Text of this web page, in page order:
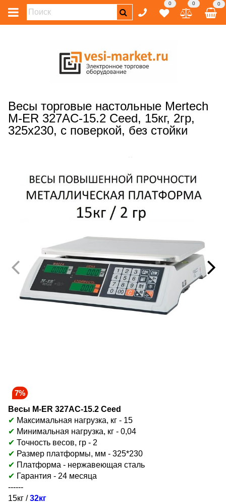
0 0 0
Весы торговые настольные Mertech
M-ER 327AC-15.2 Ceed, 15кг, 2гр,
325х230, с поверкой, без стойки
7%
Весы M-ER 327AC-15.2 Ceed
✔ Максимальная нагрузка, кг - 15
✔ Минимальная нагрузка, кг - 0,04
✔ Точность весов, гр - 2
✔ Размер платформы, мм - 325*230
✔ Платформа - нержавеющая сталь
✔ Гарантия - 24 месяца
------
15кг /32кг